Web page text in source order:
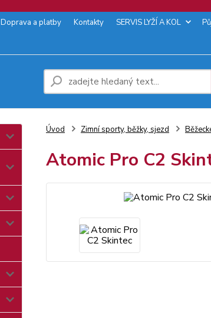
Doprava a platby Kontakty SERVIS LYŽÍ A KOL
Úvod Zimní sporty, běžky, sjezd
Atomic Pro C2